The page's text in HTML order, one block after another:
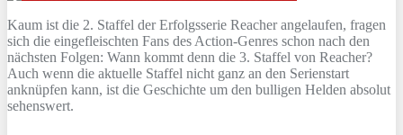
Kaum ist die 2. Staffel der Erfolgsserie Reacher angelaufen, fragen
sich die eingefleischten Fans des Action-Genres schon nach den
nächsten Folgen: Wann kommt denn die 3. Staffel von Reacher?
Auch wenn die aktuelle Staffel nicht ganz an den Serienstart
anknüpfen kann, ist die Geschichte um den bulligen Helden absolut
sehenswert.